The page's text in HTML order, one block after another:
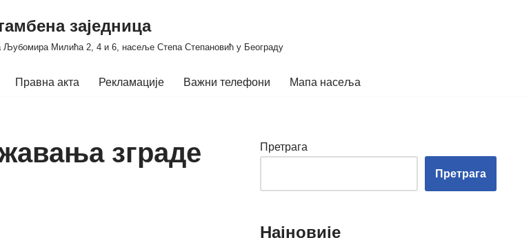
заједница
Љубомира Милића 2, 4 и 6, насеље Степа Степановић у Београду
Правна акта Рекламације Важни телефони Мапа насеља
зграде
Претрага
Претрага
Најновије